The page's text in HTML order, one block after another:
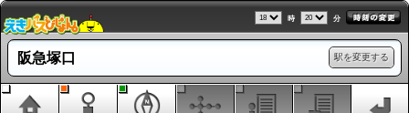
時 分
駅を変更する
阪急塚口